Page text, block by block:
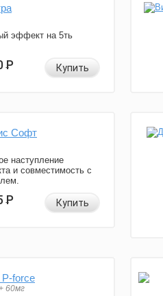
эффект на 5ть
Р Купить
Софт
наступление
и совместимость с
Р Купить
P-force
60мг